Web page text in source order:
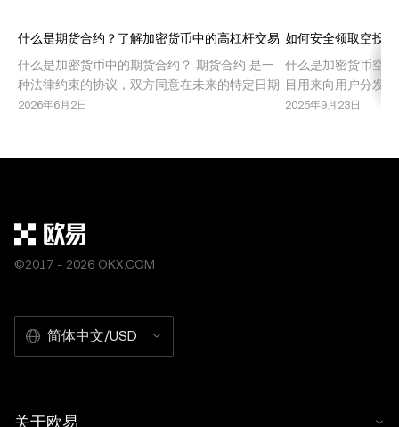
什么是期货合约？了解加密货币中的高杠杆交易
什么是加密货币中的期货合约？ 期货合约 是一
种法律约束的协议，双方同意在未来的特定日期
以预定价格买入或卖出某种资产。在加密货币市
格波动。这种交易机制因其高回报潜力，尤其是
2026年6月2日
如何安全领取空投
什么是加密货币空
目用来向用户分发
些活动旨在推广新
同时也伴随着风险
2025年9月23日
©2017 - 2026 OKX.COM
简体中文/USD
关于欧易